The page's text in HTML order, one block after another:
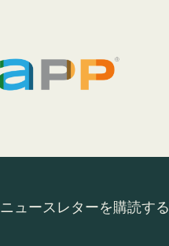
ニュースレターを購読する